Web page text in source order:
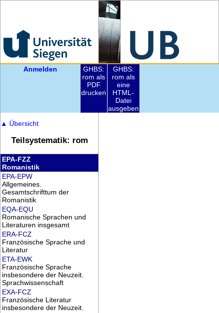
Anmelden
GHBS:
rom als
PDF
drucken
GHBS:
rom als
eine
HTML-
Datei
ausgeben
▲ Übersicht
Teilsystematik: rom
EPA-FZZ
Romanistik
EPA-EPW
Allgemeines.
Gesamtschrifttum der
Romanistik
EQA-EQU
Romanische Sprachen und
Literaturen insgesamt
ERA-FCZ
Französische Sprache und
Literatur
ETA-EWK
Französische Sprache
insbesondere der Neuzeit.
Sprachwissenschaft
EXA-FCZ
Französische Literatur
insbesondere der Neuzeit.